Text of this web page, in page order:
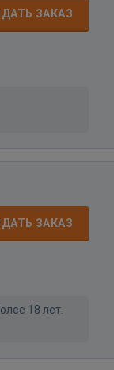
ЗАКАЗ
ЗАКАЗ
18 лет.